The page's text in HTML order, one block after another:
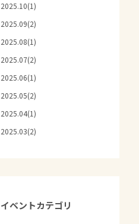
2025.10(1)
2025.09(2)
2025.08(1)
2025.07(2)
2025.06(1)
2025.05(2)
2025.04(1)
2025.03(2)
イベントカテゴリ